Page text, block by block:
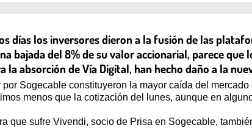
días los inversores dieron a la fusión de las
bajada del 8% de su valor accionarial, parece
absorción de Vía Digital, han hecho daño a la
Sogecable constituyeron la mayor caída del
menos que la cotización del lunes, aunque en
que sufre Vivendi, socio de Prisa en Sogecable,